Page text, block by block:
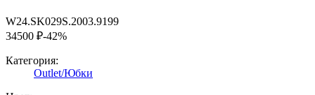
W24.SK029S.2003.9199
34500 ₽-42%
Категория:
Outlet/Юбки